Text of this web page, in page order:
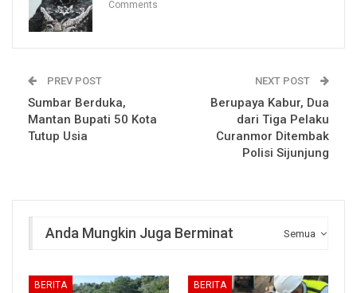
Comments
PREV POST
Sumbar Berduka,
Mantan Bupati 50 Kota
Tutup Usia
NEXT POST
Berupaya Kabur, Dua
dari Tiga Pelaku
Curanmor Ditembak
Polisi Sijunjung
Semua
Anda Mungkin Juga Berminat
BERITA BERITA